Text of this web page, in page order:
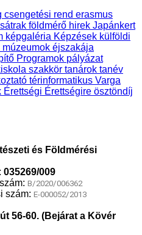
csengetési rend erasmus
földmérő hirek Japánkert
képgaléria Képzések külföldi
múzeumok éjszakája
Programok pályázat
szakkör tanárok tanév
térinformatikus Varga
Érettségi Érettségire ösztöndíj
és Földmérési
035269/009
B/2020/006362
szám: E-000052/2013
56-60. (Bejárat a Kövér